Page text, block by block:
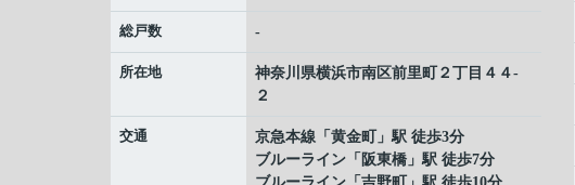
総戸数 -
所在地 神奈川県横浜市南区前里町
２丁目４４-
２
交通 京急本線 「 黄金町
」駅 徒歩3分
ブルーライン 「 阪東橋 」駅 徒歩7分